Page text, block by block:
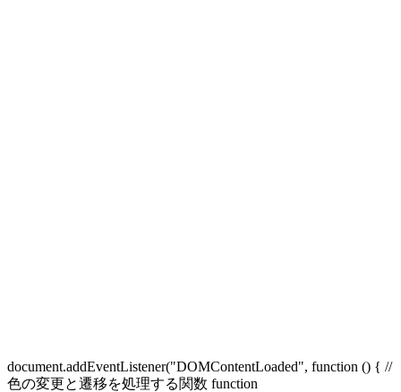
document.addEventListener("DOMContentLoaded", function () { //
色の変更と遷移を処理する関数 function